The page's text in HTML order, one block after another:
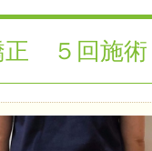
正 ５回施術